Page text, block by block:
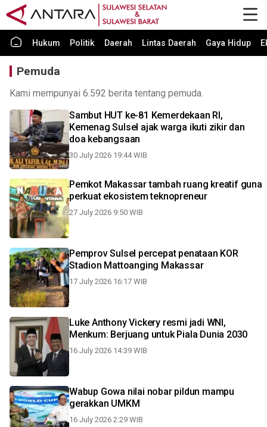
Hukum Politik Daerah Lintas Daerah Gaya Hidup
Pemuda
Kami mempunyai 6.592 berita tentang pemuda.
Sambut HUT ke-81 Kemerdekaan RI,
Kemenag Sulsel ajak warga ikuti zikir dan
doa kebangsaan
30 July 2026 19:44 WIB
Pemkot Makassar tambah ruang kreatif guna
perkuat ekosistem teknopreneur
27 July 2026 9:50 WIB
Pemprov Sulsel percepat penataan KOR
Stadion Mattoanging Makassar
17 July 2026 16:17 WIB
Luke Anthony Vickery resmi jadi WNI,
Menkum: Berjuang untuk Piala Dunia 2030
16 July 2026 14:39 WIB
Wabup Gowa nilai nobar pildun mampu
gerakkan UMKM
16 July 2026 2:29 WIB